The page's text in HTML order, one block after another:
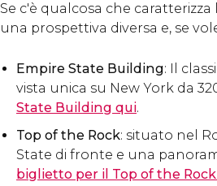
Se c'è qualcosa che
una prospettiva diversa e, se
Empire State Building: Il
vista unica su New York da
State Building qui.
Top of the Rock: situato nel
State di fronte e una
biglietto per il Top of the